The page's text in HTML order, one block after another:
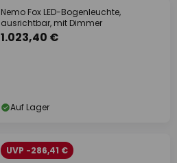
Nemo Fox LED-Bogenleuchte,
ausrichtbar, mit Dimmer
1.023,40 €
Auf Lager
UVP -286,41 €